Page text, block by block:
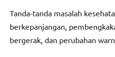
Tanda-tanda masalah
berkepanjangan,
bergerak, dan perubahan